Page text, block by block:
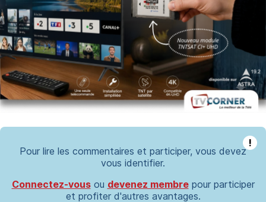
!
Pour lire les commentaires et participer, vous devez
vous identifier.
Connectez-vousou devenez membrepour participer
et profiter d'autres avantages.